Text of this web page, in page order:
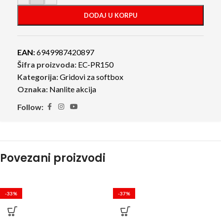
DODAJ U KORPU
EAN:6949987420897
Šifra proizvoda: EC-PR150
Kategorija:Gridovi za softbox
Oznaka: Nanlite akcija
Follow:
Povezani proizvodi
-33% -37%